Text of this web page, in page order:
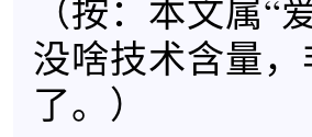
（按：本文属
没啥技术含量
了。）